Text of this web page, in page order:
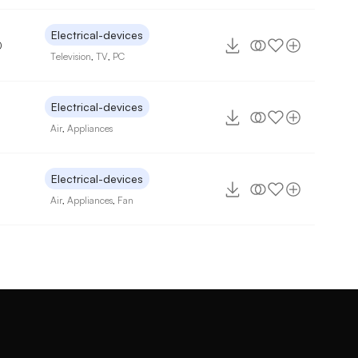
Electrical-devices
Television ,TV PC
Electrical-devices
Air ,Appliances
Electrical-devices
Air ,Appliances Fan